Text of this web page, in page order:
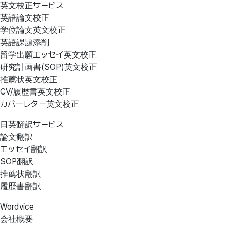
英文校正サービス
英語論文校正
学位論文英文校正
英語課題添削
留学出願エッセイ英文校正
研究計画書(SOP)英文校正
推薦状英文校正
CV/履歴書英文校正
カバーレター英文校正
日英翻訳サービス
論文翻訳
エッセイ翻訳
SOP翻訳
推薦状翻訳
履歴書翻訳
Wordvice
会社概要